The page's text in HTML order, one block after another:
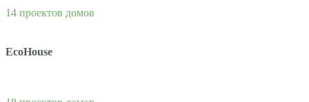
14 проектов домов
EcoHouse